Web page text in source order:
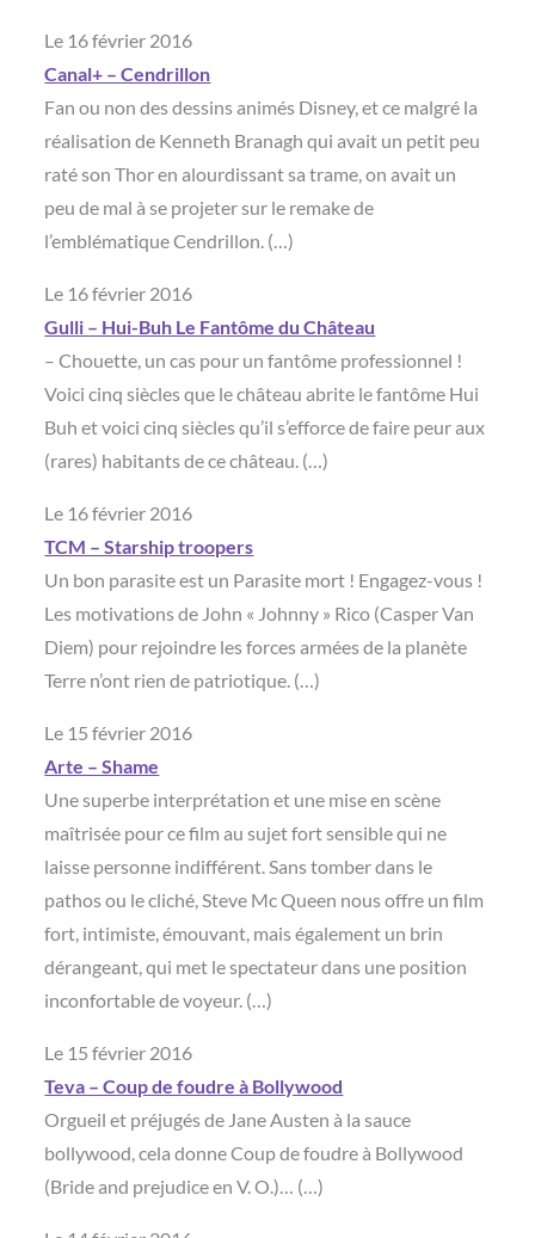
Le 16 février 2016
Canal+ – Cendrillon
Fan ou non des dessins animés Disney, et ce malgré la
réalisation de Kenneth Branagh qui avait un petit peu
raté son Thor en alourdissant sa trame, on avait un
peu de mal à se projeter sur le remake de
l’emblématique Cendrillon. (…)
Le 16 février 2016
Gulli – Hui-Buh Le Fantôme du Château
– Chouette, un cas pour un fantôme professionnel !
Voici cinq siècles que le château abrite le fantôme Hui
Buh et voici cinq siècles qu’il s’efforce de faire peur aux
(rares) habitants de ce château. (…)
Le 16 février 2016
TCM – Starship troopers
Un bon parasite est un Parasite mort ! Engagez-vous !
Les motivations de John « Johnny » Rico (Casper Van
Diem) pour rejoindre les forces armées de la planète
Terre n’ont rien de patriotique. (…)
Le 15 février 2016
Arte – Shame
Une superbe interprétation et une mise en scène
maîtrisée pour ce film au sujet fort sensible qui ne
laisse personne indifférent. Sans tomber dans le
pathos ou le cliché, Steve Mc Queen nous offre un film
fort, intimiste, émouvant, mais également un brin
dérangeant, qui met le spectateur dans une position
inconfortable de voyeur. (…)
Le 15 février 2016
Teva – Coup de foudre à Bollywood
Orgueil et préjugés de Jane Austen à la sauce
bollywood, cela donne Coup de foudre à Bollywood
(Bride and prejudice en V. O.)… (…)